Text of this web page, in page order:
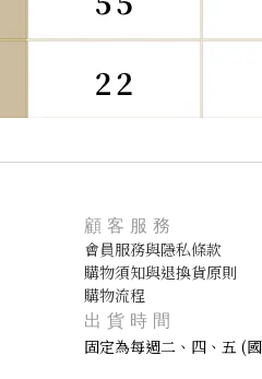
顧客服務
會員服務與隱私條款
購物須知與退換貨原則
購物流程
出貨時間
固定為每週二、四、五 (